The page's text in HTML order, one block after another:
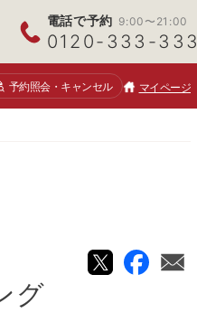
電話で予約 9:00〜21:00
0120-333-333
予約照会・キャンセル マイページ
グ